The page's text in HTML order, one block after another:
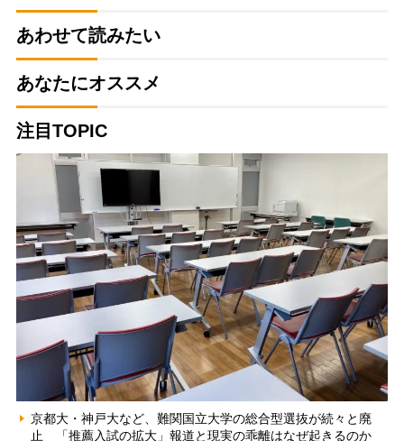
あわせて読みたい
あなたにオススメ
注目TOPIC
京都大・神戸大など、難関国立大学の総合型選抜が続々と廃
止 「推薦入試の拡大」報道と現実の乖離はなぜ起きるのか